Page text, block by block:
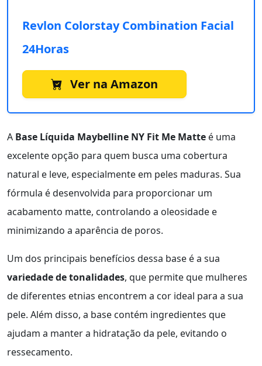
Revlon Colorstay Combination Facial
24Horas
Ver na Amazon
A Base Líquida Maybelline NY Fit Me Matte é uma
excelente opção para quem busca uma cobertura
natural e leve, especialmente em peles maduras. Sua
fórmula é desenvolvida para proporcionar um
acabamento matte, controlando a oleosidade e
minimizando a aparência de poros.
Um dos principais benefícios dessa base é a sua
variedade de tonalidades, que permite que mulheres
de diferentes etnias encontrem a cor ideal para a sua
pele. Além disso, a base contém ingredientes que
ajudam a manter a hidratação da pele, evitando o
ressecamento.